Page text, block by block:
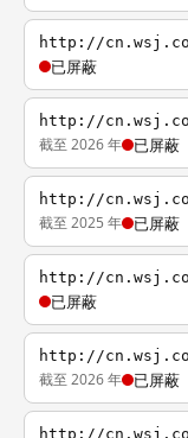
http://
已屏蔽
http://
截至 2026 年 已屏蔽
http://
截至 2025 年 已屏蔽
http://
已屏蔽
http://
截至 2026 年 已屏蔽
http://